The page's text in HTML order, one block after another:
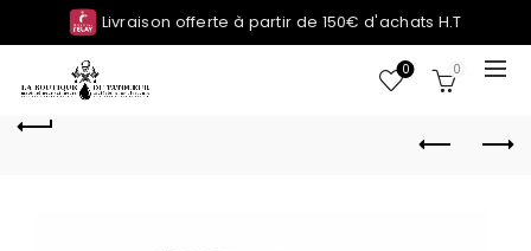
Livraison offerte à partir de 150€ d'achats H.T
0 0